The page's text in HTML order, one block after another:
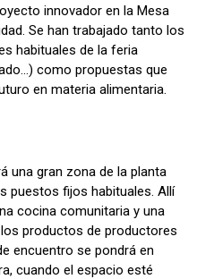
innovador en la Mesa
Se han trabajado tanto los
habituales de la feria
como propuestas que
en materia alimentaria.
una gran zona de la planta
puestos fijos habituales. Allí
cocina comunitaria y una
productos de productores
encuentro se pondrá en
cuando el espacio esté